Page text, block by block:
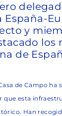
y
de
de Campo ha
que esta
Han